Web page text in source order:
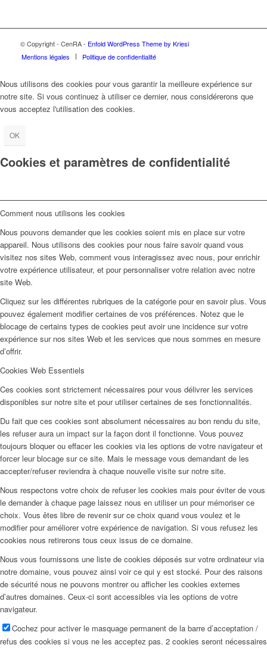
© Copyright - CenRA - Enfold WordPress Theme by Kriesi
Mentions légales
Politique de confidentialité
Nous utilisons des cookies pour vous garantir la meilleure expérience sur
notre site. Si vous continuez à utiliser ce dernier, nous considérerons que
vous acceptez l'utilisation des cookies.
OK
Cookies et paramètres de confidentialité
Comment nous utilisons les cookies
Nous pouvons demander que les cookies soient mis en place sur votre
appareil. Nous utilisons des cookies pour nous faire savoir quand vous
visitez nos sites Web, comment vous interagissez avec nous, pour enrichir
votre expérience utilisateur, et pour personnaliser votre relation avec notre
site Web.
Cliquez sur les différentes rubriques de la catégorie pour en savoir plus. Vous
pouvez également modifier certaines de vos préférences. Notez que le
blocage de certains types de cookies peut avoir une incidence sur votre
expérience sur nos sites Web et les services que nous sommes en mesure
d’offrir.
Cookies Web Essentiels
Ces cookies sont strictement nécessaires pour vous délivrer les services
disponibles sur notre site et pour utiliser certaines de ses fonctionnalités.
Du fait que ces cookies sont absolument nécessaires au bon rendu du site,
les refuser aura un impact sur la façon dont il fonctionne. Vous pouvez
toujours bloquer ou effacer les cookies via les options de votre navigateur et
forcer leur blocage sur ce site. Mais le message vous demandant de les
accepter/refuser reviendra à chaque nouvelle visite sur notre site.
Nous respectons votre choix de refuser les cookies mais pour éviter de vous
le demander à chaque page laissez nous en utiliser un pour mémoriser ce
choix. Vous êtes libre de revenir sur ce choix quand vous voulez et le
modifier pour améliorer votre expérience de navigation. Si vous refusez les
cookies nous retirerons tous ceux issus de ce domaine.
Nous vous fournissons une liste de cookies déposés sur votre ordinateur via
notre domaine, vous pouvez ainsi voir ce qui y est stocké. Pour des raisons
de sécurité nous ne pouvons montrer ou afficher les cookies externes
d’autres domaines. Ceux-ci sont accessibles via les options de votre
navigateur.
Cochez pour activer le masquage permanent de la barre d’acceptation /
refus des cookies si vous ne les acceptez pas. 2 cookies seront nécessaires